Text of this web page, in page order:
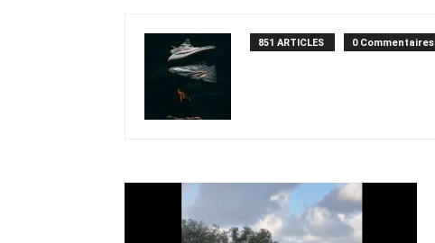
851 ARTICLES 0 Commentaires